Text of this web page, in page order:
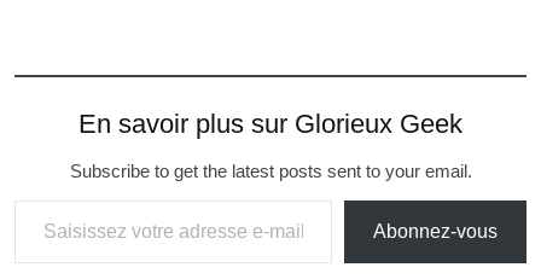
En savoir plus sur Glorieux Geek
Subscribe to get the latest posts sent to your email.
Abonnez-vous